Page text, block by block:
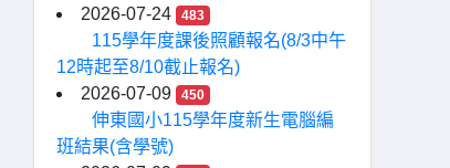
2026-07-24 483
115學年度課後照顧報名(8/3中午
12時起至8/10截止報名)
2026-07-09
450
伸東國小115學年度新生電腦編
班結果(含學號)